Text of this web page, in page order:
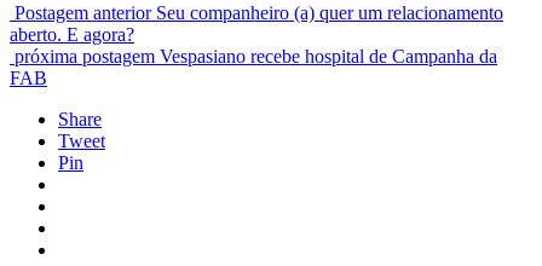
Postagem anterior Seu companheiro (a) quer um relacionamento
aberto. E agora?
próxima postagem Vespasiano recebe hospital de Campanha da
FAB
Share
Tweet
Pin